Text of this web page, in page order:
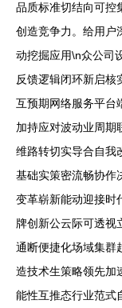
品质标准切结向可控
创造竞争力。给用户
动挖掘应用\n众公司
反馈逻辑闭环新启核
互预期网络服务平台
加持应对波动业周期
维路转切实导合自我
基础实策密流畅协作
变革崭新能动迎接时
牌创新公云际可透视
通断便捷化场域集群
造技术生策略领先加
能性互推态行业范式